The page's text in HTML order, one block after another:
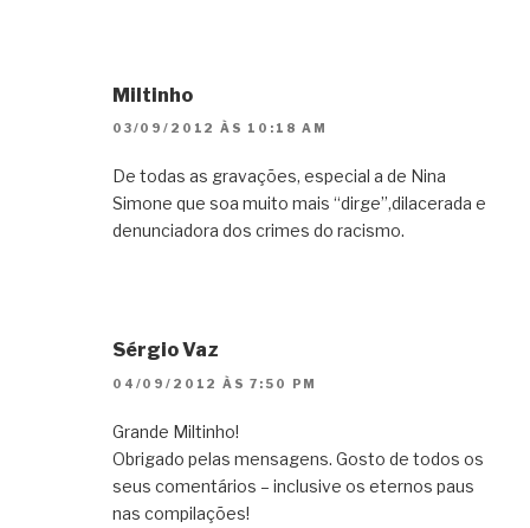
Miltinho
03/09/2012 ÀS 10:18 AM
De todas as gravações, especial a de Nina
Simone que soa muito mais “dirge”,dilacerada e
denunciadora dos crimes do racismo.
Sérgio Vaz
04/09/2012 ÀS 7:50 PM
Grande Miltinho!
Obrigado pelas mensagens. Gosto de todos os
seus comentários – inclusive os eternos paus
nas compilações!